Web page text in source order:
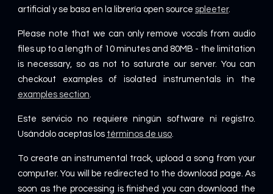
artificial y se basa en la librería open source spleeter.
Please note that we can only remove vocals from audio
files up to a length of 10 minutes and 80MB - the limitation
is necessary, so as not to saturate our server. You can
checkout examples of isolated instrumentals in the
examples section
Este servicio no requiere ningún software ni registro.
Usándolo aceptas los términos de uso.
To create an instrumental track, upload a song from your
computer. You will be redirected to the download page. As
soon as the processing is finished you can download the